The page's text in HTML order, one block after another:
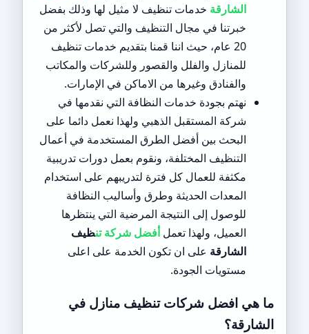
الشارقة خدمات تنظيف لا مثيل لها وذلك بفضل
خبرتنا في مجال التنظيف والتي تصل لأكثر من
20 عام، حيث اننا قمنا بتقديم خدمات تنظيف
للمنازل والفلل والقصور وللشركات والمكاتب
والفنادق وغيرها من الاماكن في الإمارات.
نهتم بجودة خدمات النظافة التي نقدمها في
شركة المستقبل الذهبي ولهذا نعمل دائما على
البحث بين أفضل الطرق المستخدمة في أعمال
التنظيف المختلفة، ونقوم بعمل دورات تدريبية
مكثفة للعمال كل فترة لتدريبهم على استخدام
المعدات الحديثة وطرق وأساليب النظافة
للوصول إلى النتيجة المرضية التي ينتظرها
العميل، ولهذا تعمل أفضل شركة تنظيف
الشارقة على ان تكون الخدمة على اعلى
مستويات الجودة.
ما هي افضل شركات تنظيف منازل في
الشارقة؟